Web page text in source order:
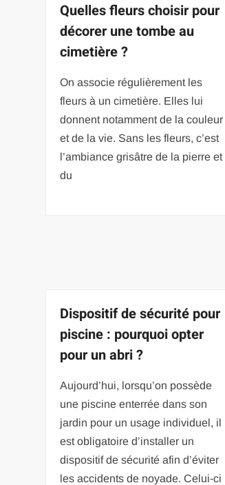
Quelles fleurs choisir pour
décorer une tombe au
cimetière ?
On associe régulièrement les
fleurs à un cimetière. Elles lui
donnent notamment de la couleur
et de la vie. Sans les fleurs, c’est
l’ambiance grisâtre de la pierre et
du
Dispositif de sécurité pour
piscine : pourquoi opter
pour un abri ?
Aujourd’hui, lorsqu’on possède
une piscine enterrée dans son
jardin pour un usage individuel, il
est obligatoire d’installer un
dispositif de sécurité afin d’éviter
les accidents de noyade. Celui-ci